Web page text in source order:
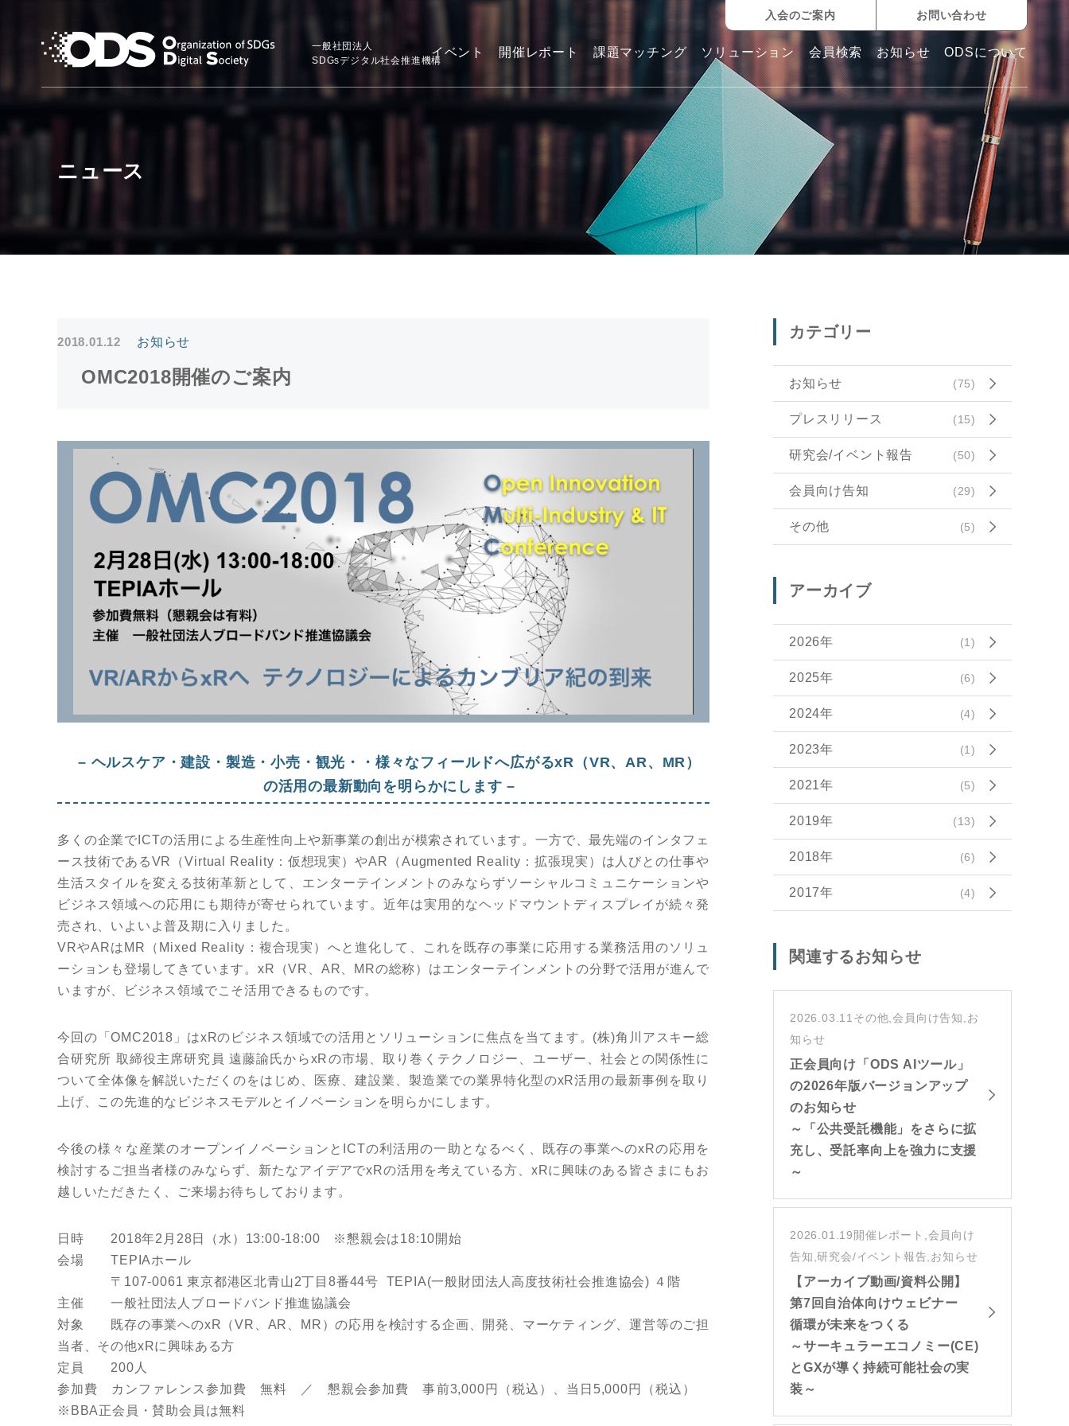
一般社団法人
SDGsデジタル社会推進機構
イベント 開催レポート 課題マッチング ソリューション 会員検索 お知らせ ODSについて
入会のご案内 お問い合わせ
ニュース
2018.01.12 お知らせ
OMC2018開催のご案内
– ヘルスケア・建設・製造・小売・観光・・様々なフィールドへ広がるxR（VR、AR、MR）
の活用の最新動向を明らかにします –
多くの企業でICTの活用による生産性向上や新事業の創出が模索されています。一方で、最先端のインタフェ
ース技術であるVR（Virtual Reality：仮想現実）やAR（Augmented Reality：拡張現実）は人びとの仕事や
生活スタイルを変える技術革新として、エンターテインメントのみならずソーシャルコミュニケーションや
ビジネス領域への応用にも期待が寄せられています。近年は実用的なヘッドマウントディスプレイが続々発
売され、いよいよ普及期に入りました。
VRやARはMR（Mixed Reality：複合現実）へと進化して、これを既存の事業に応用する業務活用のソリュ
ーションも登場してきています。xR（VR、AR、MRの総称）はエンターテインメントの分野で活用が進んで
いますが、ビジネス領域でこそ活用できるものです。
今回の「OMC2018」はxRのビジネス領域での活用とソリューションに焦点を当てます。(株)角川アスキー総
合研究所 取締役主席研究員 遠藤諭氏からxRの市場、取り巻くテクノロジー、ユーザー、社会との関係性に
ついて全体像を解説いただくのをはじめ、医療、建設業、製造業での業界特化型のxR活用の最新事例を取り
上げ、この先進的なビジネスモデルとイノベーションを明らかにします。
今後の様々な産業のオープンイノベーションとICTの利活用の一助となるべく、既存の事業へのxRの応用を
検討するご担当者様のみならず、新たなアイデアでxRの活用を考えている方、xRに興味のある皆さまにもお
越しいただきたく、ご来場お待ちしております。
日時 2018年2月28日（水）13:00-18:00 ※懇親会は18:10開始
会場 TEPIAホール
〒107-0061 東京都港区北青山2丁目8番44号
TEPIA(一般財団法人高度技術社会推進協会) ４階
主催 一般社団法人ブロードバンド推進協議会
対象 既存の事業へのxR（VR、AR、MR）の応用を検討する企画、開発、マーケティング、運営等のご担
当者、その他xRに興味ある方
定員 200人
参加費 カンファレンス参加費 無料 ／ 懇親会参加費 事前3,000円（税込）、当日5,000円（税込）
※BBA正会員・賛助会員は無料
カテゴリー
お知らせ (75)
プレスリリース (15)
研究会/イベント報告 (50)
会員向け告知 (29)
その他 (5)
アーカイブ
2026年 (1)
2025年 (6)
2024年 (4)
2023年 (1)
2021年 (5)
2019年 (13)
2018年 (6)
2017年 (4)
関連するお知らせ
2026.03.11 その他,会員向け告知,お
知らせ
正会員向け「ODS AIツール」
の2026年版バージョンアップ
のお知らせ
～「公共受託機能」をさらに拡
充し、受託率向上を強力に支援
～
2026.01.19 開催レポート,会員向け
告知,研究会/イベント報告,お知らせ
【アーカイブ動画/資料公開】
第7回自治体向けウェビナー
循環が未来をつくる
～サーキュラーエコノミー(CE)
とGXが導く持続可能社会の実
装～